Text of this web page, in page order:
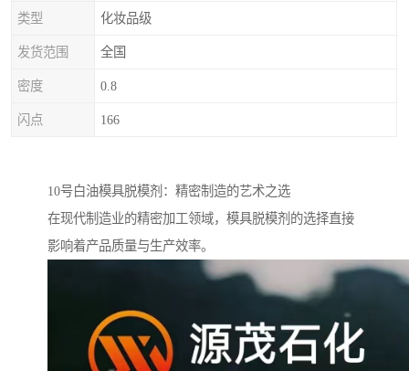
类型 化妆品级
发货范围 全国
密度 0.8
闪点 166
10号白油模具脱模剂：精密制造的艺术之选
在现代制造业的精密加工领域，模具脱模剂的选择直接
影响着产品质量与生产效率。